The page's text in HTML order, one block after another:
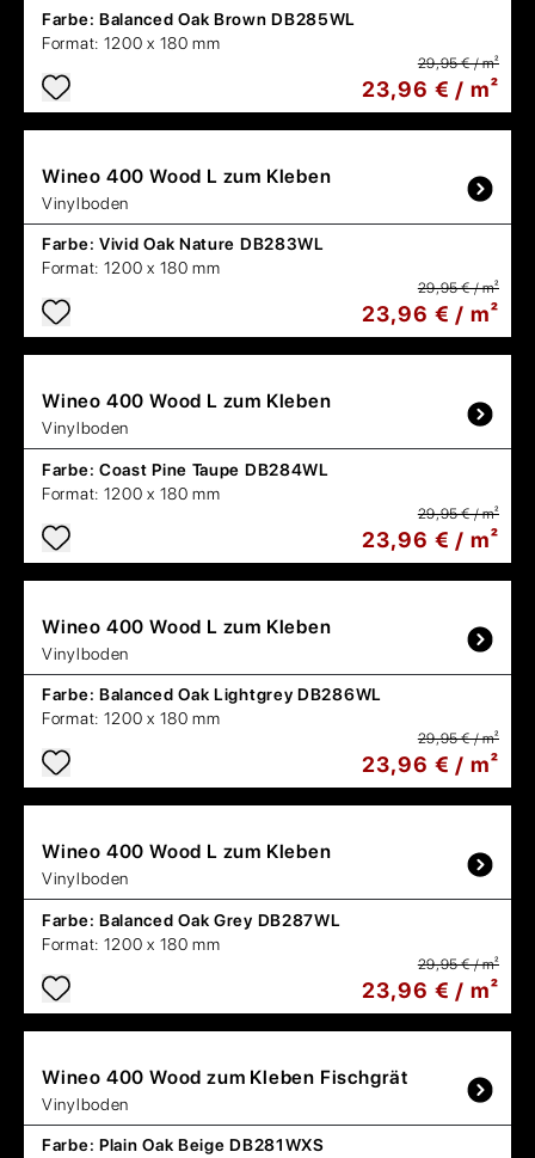
Farbe: Balanced Oak Brown DB285WL
Format: 1200 x 180 mm
29,95 € / m²
23,96 € / m²
Wineo 400 Wood L zum Kleben
Vinylboden
Farbe: Vivid Oak Nature DB283WL
Format: 1200 x 180 mm
29,95 € / m²
23,96 € / m²
Wineo 400 Wood L zum Kleben
Vinylboden
Farbe: Coast Pine Taupe DB284WL
Format: 1200 x 180 mm
29,95 € / m²
23,96 € / m²
Wineo 400 Wood L zum Kleben
Vinylboden
Farbe: Balanced Oak Lightgrey DB286WL
Format: 1200 x 180 mm
29,95 € / m²
23,96 € / m²
Wineo 400 Wood L zum Kleben
Vinylboden
Farbe: Balanced Oak Grey DB287WL
Format: 1200 x 180 mm
29,95 € / m²
23,96 € / m²
Wineo 400 Wood zum Kleben Fischgrät
Vinylboden
Farbe: Plain Oak Beige DB281WXS